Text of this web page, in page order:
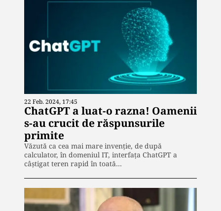
22 Feb. 2024, 17:45
ChatGPT a luat-o razna! Oamenii
s-au crucit de răspunsurile
primite
Văzută ca cea mai mare invenție, de după
calculator, în domeniul IT, interfața ChatGPT a
câștigat teren rapid în toată…